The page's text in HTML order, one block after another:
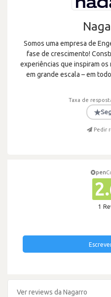
Somos uma empresa de
fase de crescimento!
experiências que inspiram
em grande escala – em
Taxa de
★
Pedir
pen
1
Ver reviews da Nagarro